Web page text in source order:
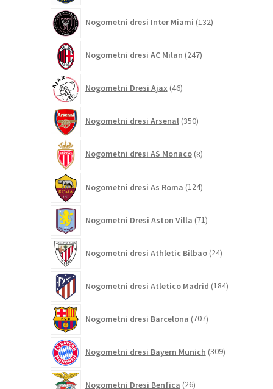
Nogometni dresi Inter Miami 132izdelkov
Nogometni dresi AC Milan 247izdelkov
Nogometni Dresi Ajax 46izdelkov
Nogometni dresi Arsenal 350izdelkov
Nogometni dresi AS Monaco 8izdelkov
Nogometni dresi As Roma 124izdelkov
Nogometni Dresi Aston Villa 71izdelkov
Nogometni dresi Athletic Bilbao 24izdelkov
Nogometni dresi Atletico Madrid 184izdelkov
Nogometni dresi Barcelona 707izdelkov
Nogometni dresi Bayern Munich 309izdelkov
Nogometni Dresi Benfica 26